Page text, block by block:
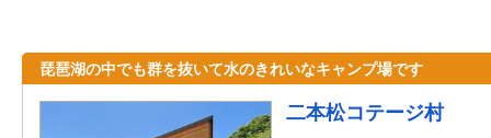
琵琶湖の中でも群を抜いて水のきれいなキャンプ場です
二本松コテージ村